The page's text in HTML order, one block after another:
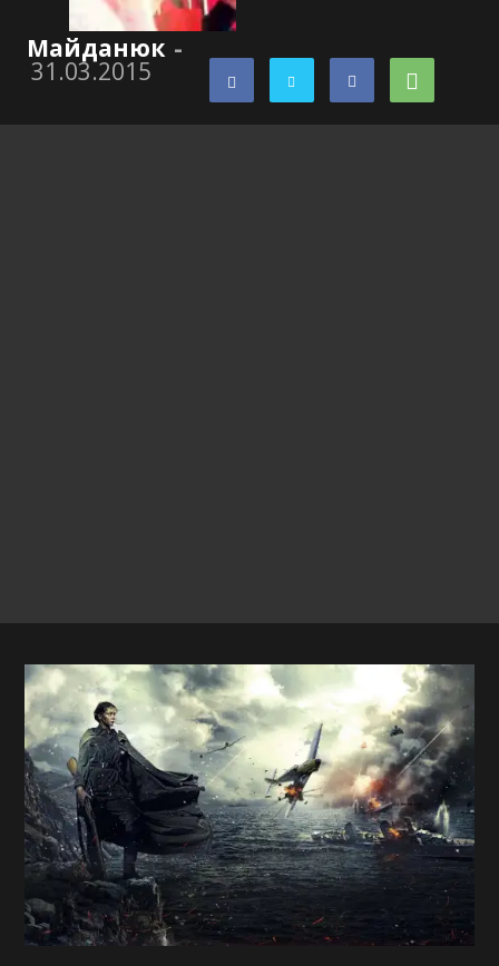
Майданюк -
31.03.2015